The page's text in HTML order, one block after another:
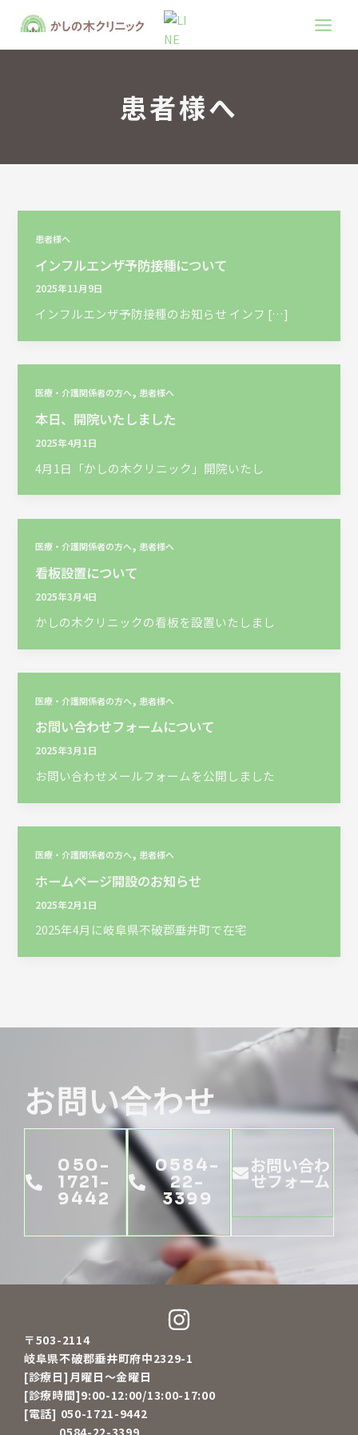
を
Main
患者様へ
患者様へ
インフルエンザ予防接種について
2025年11月9日
インフルエンザ予防接種のお知らせ インフ […]
医療・介護関係者の方へ, 患者様へ
本日、開院いたしました
2025年4月1日
4月1日「かしの木クリニック」開院いたし
医療・介護関係者の方へ, 患者様へ
看板設置について
2025年3月4日
かしの木クリニックの看板を設置いたしまし
医療・介護関係者の方へ, 患者様へ
お問い合わせフォームについて
2025年3月1日
お問い合わせメールフォームを公開しました
医療・介護関係者の方へ, 患者様へ
ホームページ開設のお知らせ
2025年2月1日
2025年4月に岐阜県不破郡垂井町で在宅
お問い合わせ
050-
1721-
9442
0584-
22-
3399
お問い合わ
せフォーム
〒503-2114
岐阜県不破郡垂井町府中2329-1
[診療日]月曜日～金曜日
[診療時間]9:00-12:00/13:00-17:00
[電話] 050-1721-9442
0584-22-3399